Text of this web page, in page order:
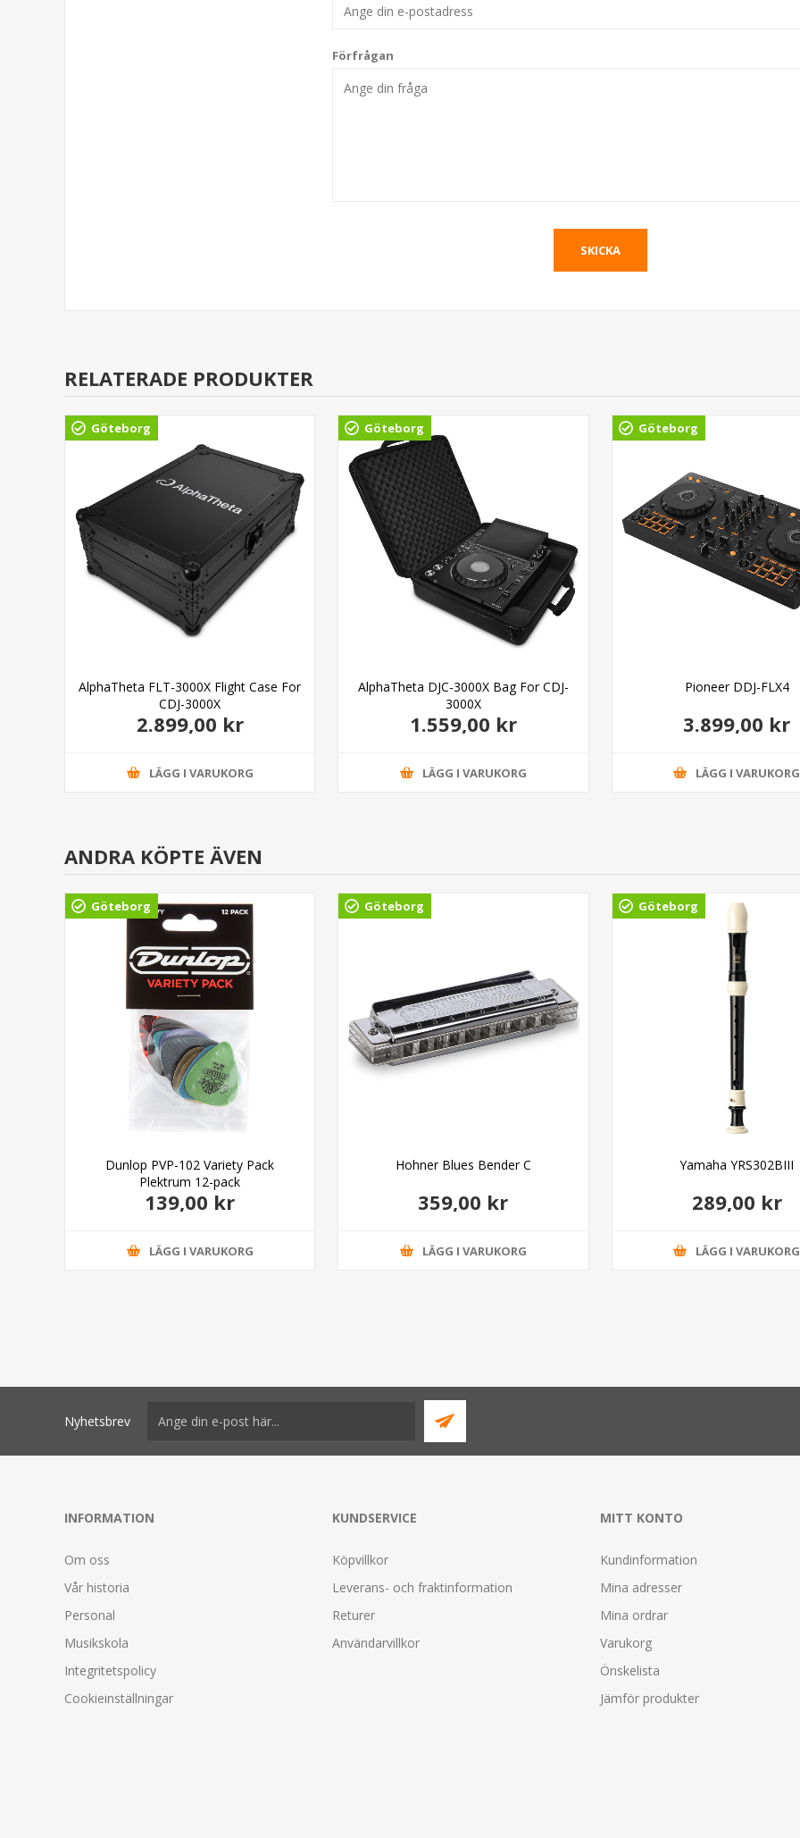
Förfrågan
RELATERADE PRODUKTER
Göteborg
AlphaTheta FLT-3000X Flight Case For
CDJ-3000X
2.899,00 kr
LÄGG I VARUKORG
Göteborg
AlphaTheta DJC-3000X Bag For CDJ-
3000X
1.559,00 kr
LÄGG I VARUKORG
Göteborg
Pioneer DDJ-FLX4
3.899,00 kr
LÄGG I VARUKORG
ANDRA KÖPTE ÄVEN
Göteborg
Dunlop PVP-102 Variety Pack
Plektrum 12-pack
139,00 kr
LÄGG I VARUKORG
Göteborg
Hohner Blues Bender C
359,00 kr
LÄGG I VARUKORG
Göteborg
Yamaha YRS302BIII
289,00 kr
LÄGG I VARUKORG
Nyhetsbrev
INFORMATION
Om oss
Vår historia
Personal
Musikskola
Integritetspolicy
Cookieinställningar
KUNDSERVICE
Köpvillkor
Leverans- och fraktinformation
Returer
Användarvillkor
MITT KONTO
Kundinformation
Mina adresser
Mina ordrar
Varukorg
Önskelista
Jämför produkter